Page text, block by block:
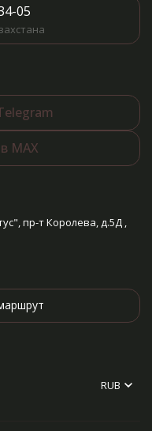
05
MAX
пр-т Королева, д.5Д ,
RUB